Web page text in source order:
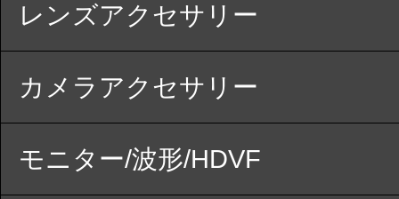
レンズアクセサリー
カメラアクセサリー
モニター/波形/HDVF